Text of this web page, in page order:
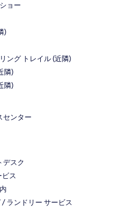
ョー
)
ング トレイル (近隣)
隣)
隣)
センター
デスク
ス
/ ランドリー サービス